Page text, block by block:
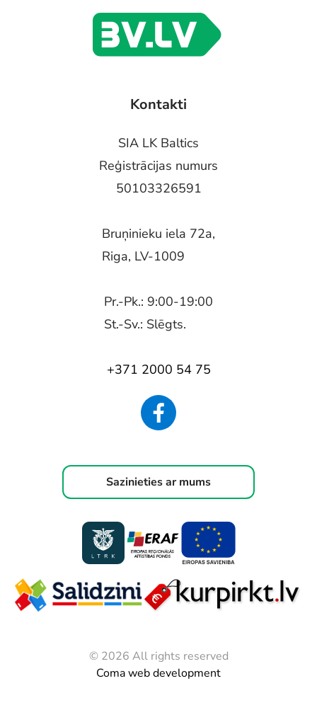
Kontakti
SIA LK Baltics
Reģistrācijas numurs
50103326591
Bruņinieku iela 72a,
Riga, LV-1009
Pr.-Pk.: 9:00-19:00
St.-Sv.: Slēgts.
+371 2000 54 75
Sazinieties ar mums
© 2026 All rights reserved
Coma web development